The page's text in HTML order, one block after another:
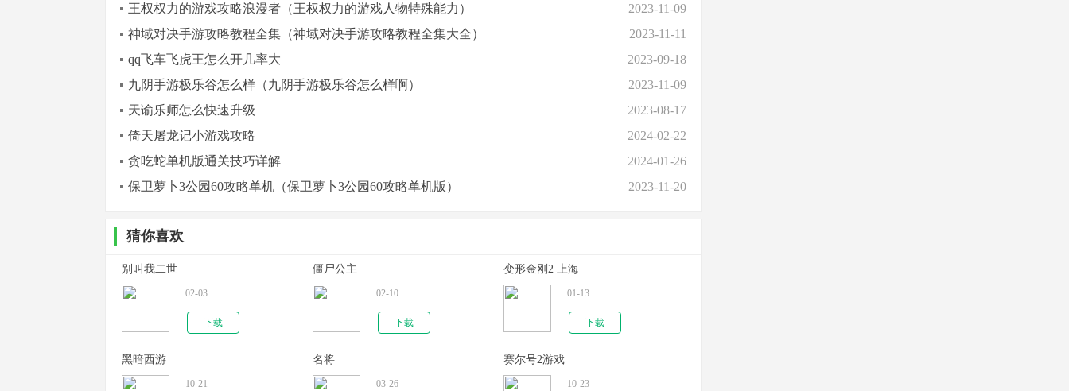
王权权力的游戏攻略浪漫者（王权权力的游戏人物特殊能力）
2023-11-09
神域对决手游攻略教程全集（神域对决手游攻略教程全集大全）
2023-11-11
qq飞车飞虎王怎么开几率大
2023-09-18
九阴手游极乐谷怎么样（九阴手游极乐谷怎么样啊）
2023-11-09
天谕乐师怎么快速升级
2023-08-17
倚天屠龙记小游戏攻略
2024-02-22
贪吃蛇单机版通关技巧详解
2024-01-26
保卫萝卜3公园60攻略单机（保卫萝卜3公园60攻略单机版）
2023-11-20
猜你喜欢
别叫我二世
02-03
下载
僵尸公主
02-10
下载
变形金刚2 上海
01-13
下载
黑暗西游
10-21
名将
03-26
赛尔号2游戏
10-23